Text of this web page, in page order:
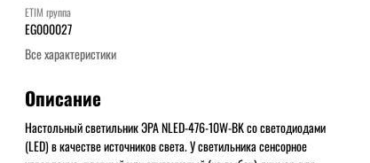
ETIM группа
EG000027
Все характеристики
Описание
Настольный светильник ЭРА NLED-476-10W-BK со светодиодами
(LED) в качестве источников света. У светильника сенсорное